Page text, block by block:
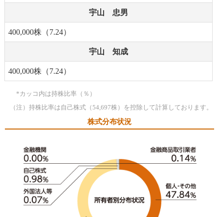
宇山 忠男
400,000株（7.24）
宇山 知成
400,000株（7.24）
*カッコ内は持株比率（％）
（注）持株比率は自己株式（54,697株）を控除して計算しております。
株式分布状況